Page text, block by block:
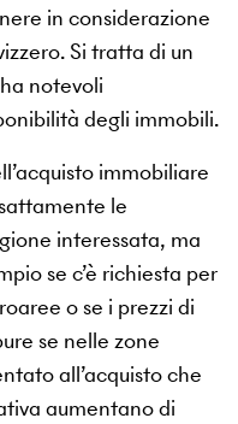
in considerazione
Si tratta di un
notevoli
degli immobili.
immobiliare
le
interessata, ma
se c’è richiesta per
o se i prezzi di
se nelle zone
all’acquisto che
aumentano di